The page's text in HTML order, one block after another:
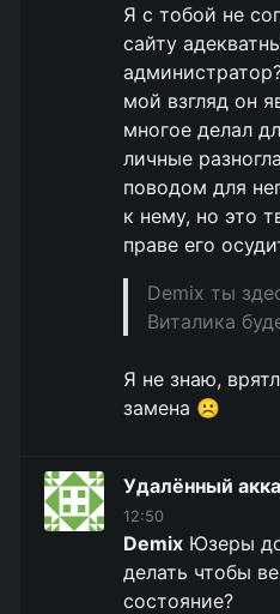
Я с тобой не
сайту
мой взгляд он
многое делал
личные
поводом для
к нему, но это
праве его
Demix ты
Виталика
Я не знаю,
замена ☹️
Удалённый
12:50
Demix Юзеры
делать чтобы
состояние?